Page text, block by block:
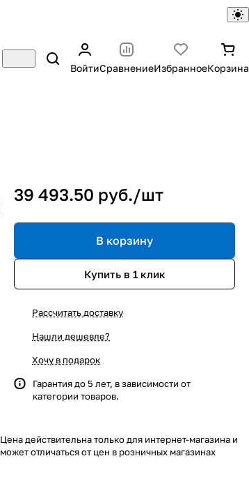
ВойтиСравнениеИзбранноеКорзина
39 493.50 руб./шт
В корзину
Купить в 1 клик
Рассчитать доставку
Нашли дешевле?
Хочу в подарок
Гарантия до 5 лет, в зависимости от
категории товаров.
Цена действительна только для интернет-магазина и
может отличаться от цен в розничных магазинах